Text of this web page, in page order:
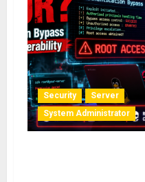
Security
Server
System Administrator